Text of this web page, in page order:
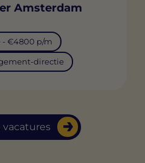
vacatures
Amsterdam
- €4800 p/m
directie